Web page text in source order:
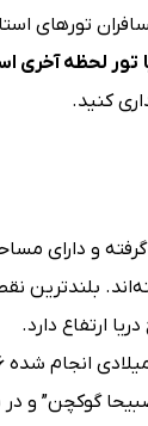
تورهای
تور لحظه آخری
کنید.
صبیحا